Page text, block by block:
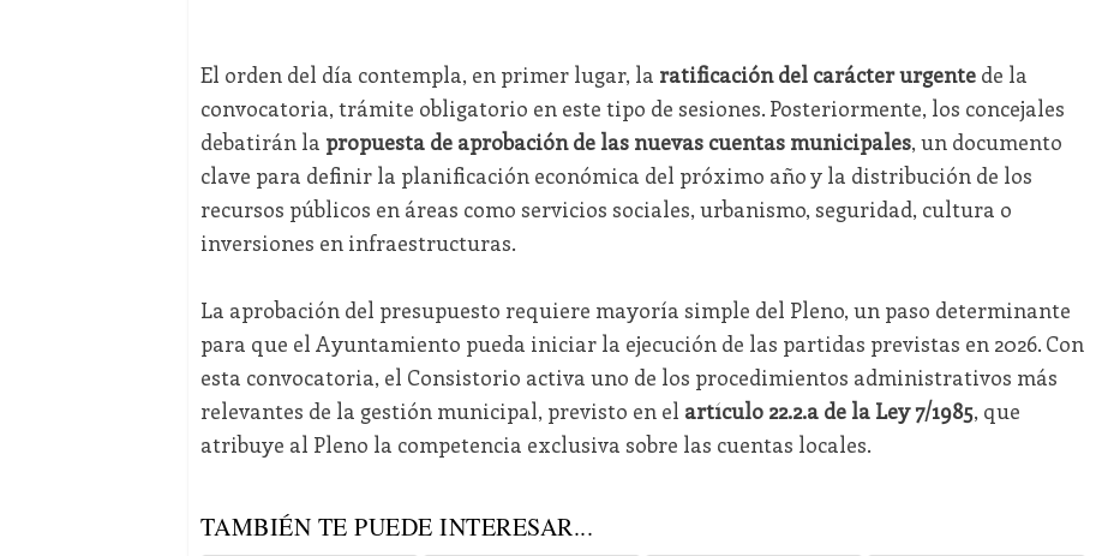
El orden del día contempla, en primer lugar, la ratificación del carácter urgentede la
convocatoria, trámite obligatorio en este tipo de sesiones. Posteriormente, los concejales
debatirán la propuesta de aprobación de las nuevas cuentas municipales, un documento
clave para definir la planificación económica del próximo año y la distribución de los
recursos públicos en áreas como servicios sociales, urbanismo, seguridad, cultura o
inversiones en infraestructuras.
La aprobación del presupuesto requiere mayoría simple del Pleno, un paso determinante
para que el Ayuntamiento pueda iniciar la ejecución de las partidas previstas en 2026. Con
esta convocatoria, el Consistorio activa uno de los procedimientos administrativos más
relevantes de la gestión municipal, previsto en el artículo 22.2.a de la Ley 7/1985, que
atribuye al Pleno la competencia exclusiva sobre las cuentas locales.
TAMBIÉN TE PUEDE INTERESAR...